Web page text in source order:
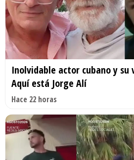
Inolvidable actor cubano y su
Aquí está Jorge Alí
Hace 22 horas